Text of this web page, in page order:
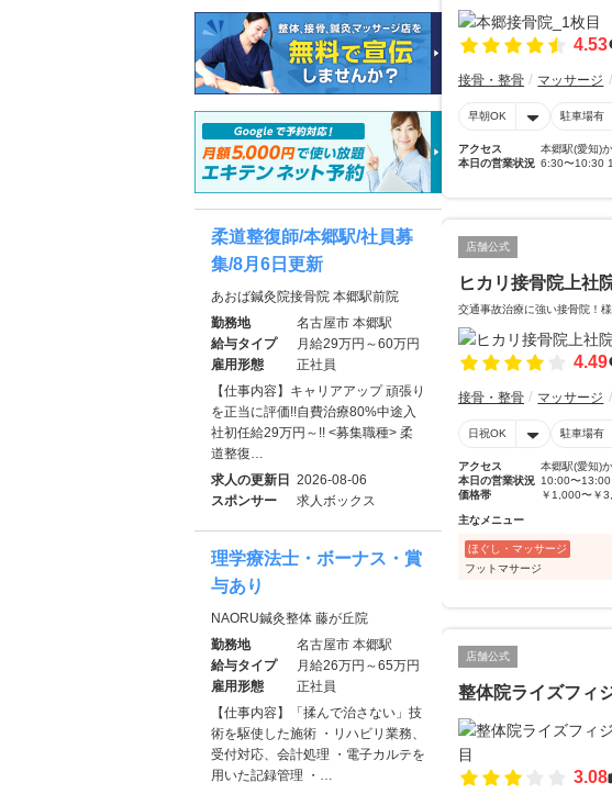
4.53
接骨・整骨 マッサージ
早朝OK 駐車場有
アクセス
本郷駅(愛知)
本日の営業状況 6:30〜10:30
店舗公式
ヒカリ接骨院上社
交通事故治療に強い接骨院！
4.49
接骨・整骨 マッサージ
日祝OK 駐車場有
アクセス
本郷駅(愛知)
本日の営業状況 10:00〜
価格帯
￥1,000〜￥
主なメニュー
ほぐし・マッサージ
フットマサージ
店舗公式
整体院ライズフィ
3.08
柔道整復師/本郷駅/社員募
集/8月6日更新
あおば鍼灸院接骨院 本郷駅前院
勤務地
名古屋市 本郷駅
給与タイプ
月給29万円～60万円
雇用形態
正社員
【仕事内容】キャリアアップ 頑張り
を正当に評価!!自費治療80%中途入
社初任給29万円～!! <募集職種> 柔
道整復…
求人の更新日 2026-08-06
スポンサー
求人ボックス
理学療法士・ボーナス・賞
与あり
NAORU鍼灸整体 藤が丘院
勤務地
名古屋市 本郷駅
給与タイプ
月給26万円～65万円
雇用形態
正社員
【仕事内容】「揉んで治さない」技
術を駆使した施術 ・リハビリ業務、
受付対応、会計処理 ・電子カルテを
用いた記録管理 ・…